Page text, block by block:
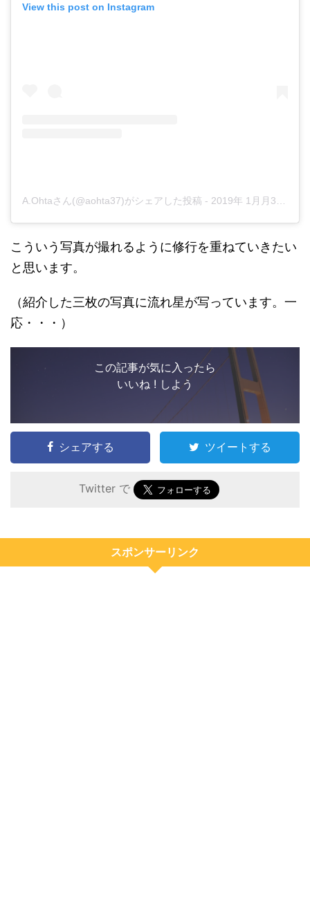
View this post on Instagram
A.Ohtaさん(@aohta37)がシェアした投稿 - 2019年 1月月3日午後8時24分PST
こういう写真が撮れるように修行を重ねていきたい
と思います。
（紹介した三枚の写真に流れ星が写っています。一
応・・・）
この記事が気に入ったら
いいね ! しよう
シェアする ツイートする
Twitter で
スポンサーリンク